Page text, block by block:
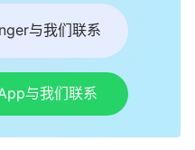
的美意，不管这帮恶警
住见证，不向撒但屈
耳朵突然又听见了，只
顽固了，一滴眼泪都没
她整疼，把电棍拿来，
与我们联系
与我们联系